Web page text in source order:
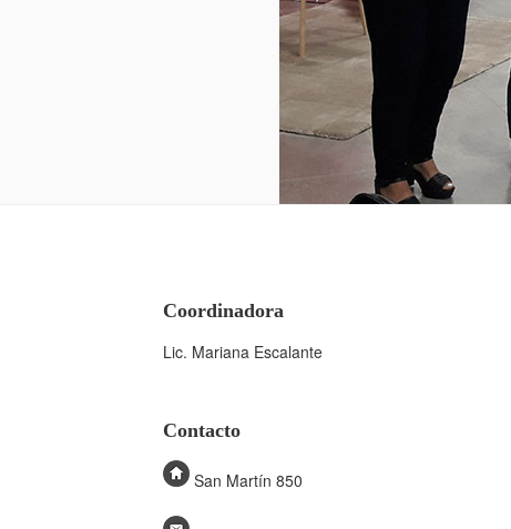
Coordinadora
Lic. Mariana Escalante
Contacto
San Martín 850